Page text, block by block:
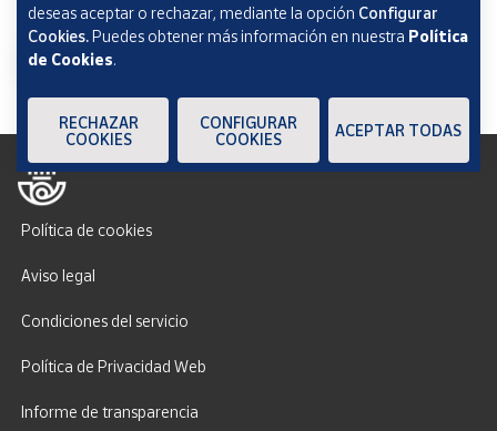
Política de cookies
Aviso legal
Condiciones del servicio
Política de Privacidad Web
Informe de transparencia
deseas aceptar o rechazar, mediante la opción Configurar
Cookies.Puedes obtener más información en nuestra Política
de Cookies.
RECHAZAR
COOKIES
CONFIGURAR
COOKIES
ACEPTAR TODAS